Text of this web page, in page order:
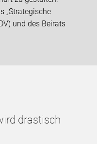
„Strategische
und des Beirats
drastisch